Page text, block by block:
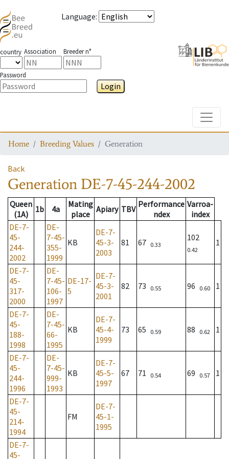
Language:
country Association Breeder n°
Password
Login
Home Breeding Values Generation
Back
Generation DE-7-45-244-2002
Queen
(1A)
1b 4a
Mating
place
Apiary TBV Performance
ndex
Varroa-
index
DE-7-
45-
244-
2002
DE-
7-45-
355-
1999
KB
DE-7-
45-3-
2003
81 67 0.33
102
0.42
1
DE-7-
45-
317-
2000
DE-
7-45-
106-
1997
DE-17-
5
DE-7-
45-3-
2001
82 73 0.55 96 0.60 1
DE-7-
45-
188-
1998
DE-
7-45-
66-
1995
KB
DE-7-
45-4-
1999
73 65 0.59 88 0.62 1
DE-7-
45-
244-
1996
DE-
7-45-
999-
1993
KB
DE-7-
45-5-
1997
67 71 0.54 69 0.57 1
DE-7-
45-
214-
1994
FM
DE-7-
45-1-
1995
DE-7-
45-